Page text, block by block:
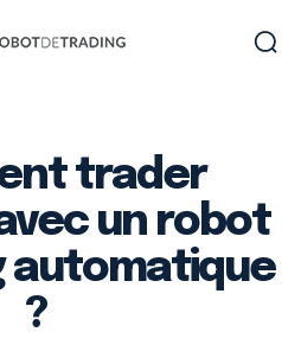
trader
un robot
automatique
?